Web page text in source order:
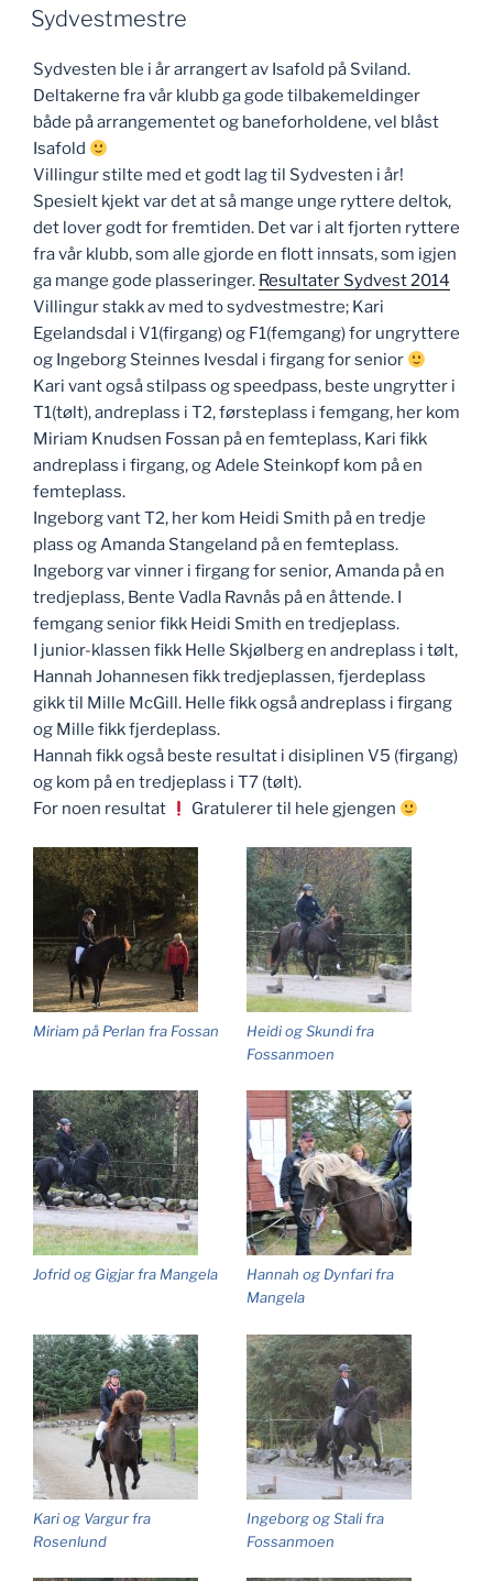
Sydvestmestre
Sydvesten ble i år arrangert av Isafold på Sviland.
Deltakerne fra vår klubb ga gode tilbakemeldinger
både på arrangementet og baneforholdene, vel blåst
Isafold
Villingur stilte med et godt lag til Sydvesten i år!
Spesielt kjekt var det at så mange unge ryttere deltok,
det lover godt for fremtiden. Det var i alt fjorten ryttere
fra vår klubb, som alle gjorde en flott innsats, som igjen
ga mange gode plasseringer. Resultater Sydvest 2014
Villingur stakk av med to sydvestmestre; Kari
Egelandsdal i V1(firgang) og F1(femgang) for ungryttere
og Ingeborg Steinnes Ivesdal i firgang for senior
Kari vant også stilpass og speedpass, beste ungrytter i
T1(tølt), andreplass i T2, førsteplass i femgang, her kom
Miriam Knudsen Fossan på en femteplass, Kari fikk
andreplass i firgang, og Adele Steinkopf kom på en
femteplass.
Ingeborg vant T2, her kom Heidi Smith på en tredje
plass og Amanda Stangeland på en femteplass.
Ingeborg var vinner i firgang for senior, Amanda på en
tredjeplass, Bente Vadla Ravnås på en åttende. I
femgang senior fikk Heidi Smith en tredjeplass.
I junior-klassen fikk Helle Skjølberg en andreplass i tølt,
Hannah Johannesen fikk tredjeplassen, fjerdeplass
gikk til Mille McGill. Helle fikk også andreplass i firgang
og Mille fikk fjerdeplass.
Hannah fikk også beste resultat i disiplinen V5 (firgang)
og kom på en tredjeplass i T7 (tølt).
For noen resultat
Gratulerer til hele gjengen
Miriam på Perlan fra Fossan
Heidi og Skundi fra
Fossanmoen
Jofrid og Gigjar fra Mangela
Hannah og Dynfari fra
Mangela
Kari og Vargur fra
Rosenlund
Ingeborg og Stali fra
Fossanmoen